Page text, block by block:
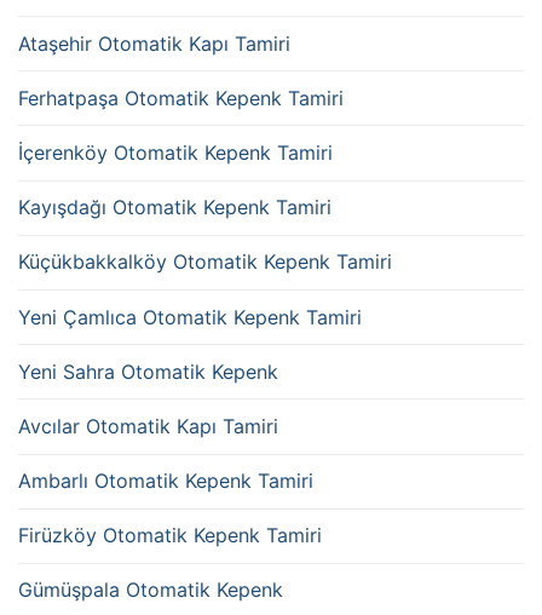
Ataşehir Otomatik Kapı Tamiri
Ferhatpaşa Otomatik Kepenk Tamiri
İçerenköy Otomatik Kepenk Tamiri
Kayışdağı Otomatik Kepenk Tamiri
Küçükbakkalköy Otomatik Kepenk Tamiri
Yeni Çamlıca Otomatik Kepenk Tamiri
Yeni Sahra Otomatik Kepenk
Avcılar Otomatik Kapı Tamiri
Ambarlı Otomatik Kepenk Tamiri
Firüzköy Otomatik Kepenk Tamiri
Gümüşpala Otomatik Kepenk